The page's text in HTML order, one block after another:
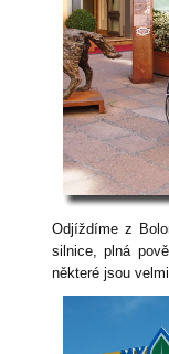
Odjíždíme z
silnice, plná
některé jsou